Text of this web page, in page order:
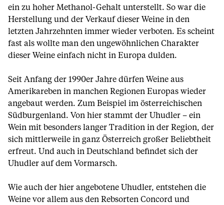
ein zu hoher Methanol-Gehalt unterstellt. So war die
Herstellung und der Verkauf dieser Weine in den
letzten Jahrzehnten immer wieder verboten. Es scheint
fast als wollte man den ungewöhnlichen Charakter
dieser Weine einfach nicht in Europa dulden.
Seit Anfang der 1990er Jahre dürfen Weine aus
Amerikareben in manchen Regionen Europas wieder
angebaut werden. Zum Beispiel im österreichischen
Südburgenland. Von hier stammt der Uhudler – ein
Wein mit besonders langer Tradition in der Region, der
sich mittlerweile in ganz Österreich großer Beliebtheit
erfreut. Und auch in Deutschland befindet sich der
Uhudler auf dem Vormarsch.
Wie auch der hier angebotene Uhudler, entstehen die
Weine vor allem aus den Rebsorten Concord und